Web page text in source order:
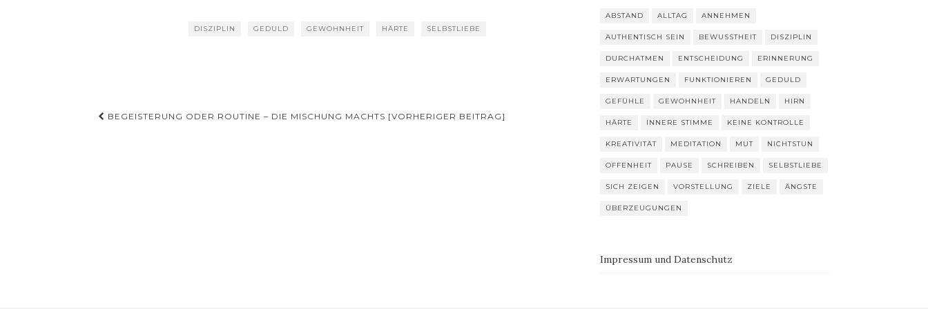
DISZIPLIN GEDULD GEWOHNHEIT HÄRTE SELBSTLIEBE
Beitragsnavigation
BEGEISTERUNG ODER ROUTINE – DIE MISCHUNG MACHTS [VORHERIGER BEITRAG]
ABSTAND ALLTAG ANNEHMEN
AUTHENTISCH SEIN BEWUSSTHEIT DISZIPLIN
DURCHATMEN ENTSCHEIDUNG ERINNERUNG
ERWARTUNGEN FUNKTIONIEREN GEDULD
GEFÜHLE GEWOHNHEIT HANDELN HIRN
HÄRTE INNERE STIMME KEINE KONTROLLE
KREATIVITÄT MEDITATION MUT NICHTSTUN
OFFENHEIT PAUSE SCHREIBEN SELBSTLIEBE
SICH ZEIGEN VORSTELLUNG ZIELE ÄNGSTE
ÜBERZEUGUNGEN
Impressum und Datenschutz